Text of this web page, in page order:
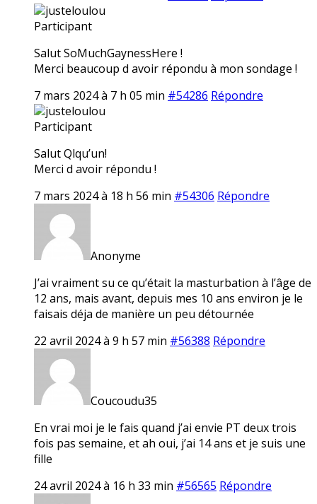
justeloulou
Participant
Salut SoMuchGaynessHere !
Merci beaucoup d avoir répondu à mon sondage !
7 mars 2024 à 7 h 05 min #54286 Répondre
justeloulou
Participant
Salut Qlqu’un!
Merci d avoir répondu !
7 mars 2024 à 18 h 56 min #54306 Répondre
Anonyme
J’ai vraiment su ce qu’était la masturbation à l’âge de
12 ans, mais avant, depuis mes 10 ans environ je le
faisais déja de manière un peu détournée
22 avril 2024 à 9 h 57 min #56388 Répondre
Coucoudu35
En vrai moi je le fais quand j’ai envie PT deux trois
fois pas semaine, et ah oui, j’ai 14 ans et je suis une
fille
24 avril 2024 à 16 h 33 min #56565 Répondre